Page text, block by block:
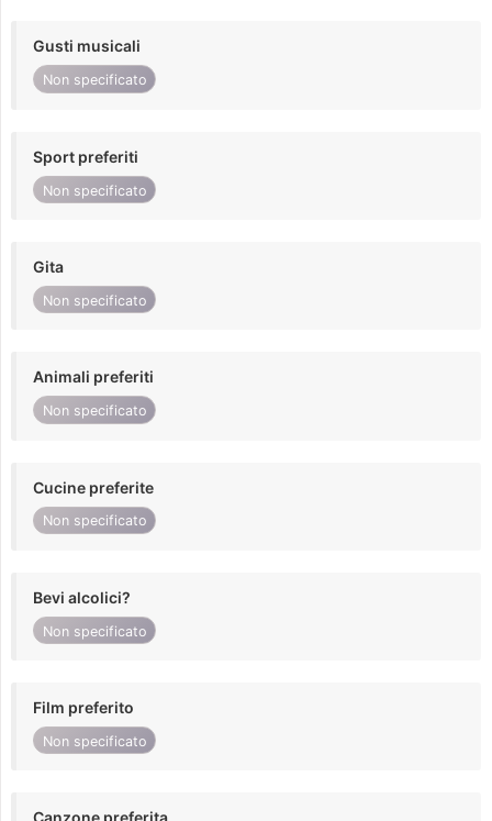
Gusti musicali
Non specificato
Sport preferiti
Non specificato
Gita
Non specificato
Animali preferiti
Non specificato
Cucine preferite
Non specificato
Bevi alcolici?
Non specificato
Film preferito
Non specificato